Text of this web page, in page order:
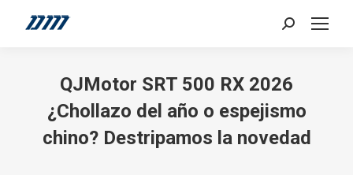
Search:
QJMotor SRT 500 RX 2026
¿Chollazo del año o espejismo
chino? Destripamos la novedad